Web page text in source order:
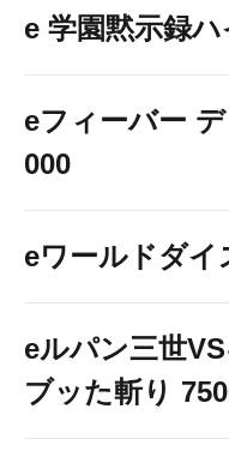
e 学園黙示録
eフィーバー
000
eワールドダイ
eルパン三世
ブッた斬り